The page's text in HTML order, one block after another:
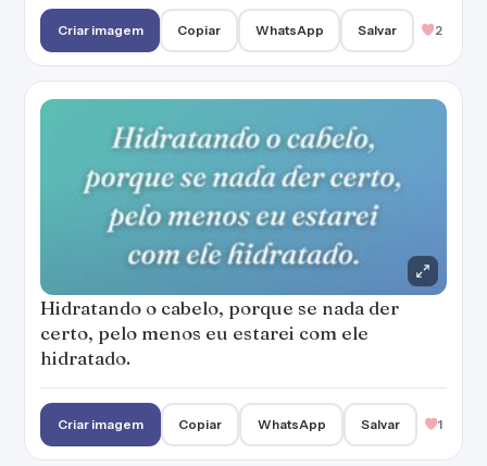
Criar imagem Copiar WhatsApp Salvar 2
Hidratando o cabelo, porque se nada der
certo, pelo menos eu estarei com ele
hidratado.
Criar imagem Copiar WhatsApp Salvar 1